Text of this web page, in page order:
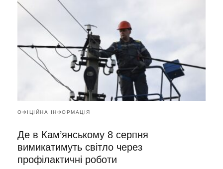
ОФІЦІЙНА ІНФОРМАЦІЯ
Де в Кам’янському 8 серпня
вимикатимуть світло через
профілактичні роботи